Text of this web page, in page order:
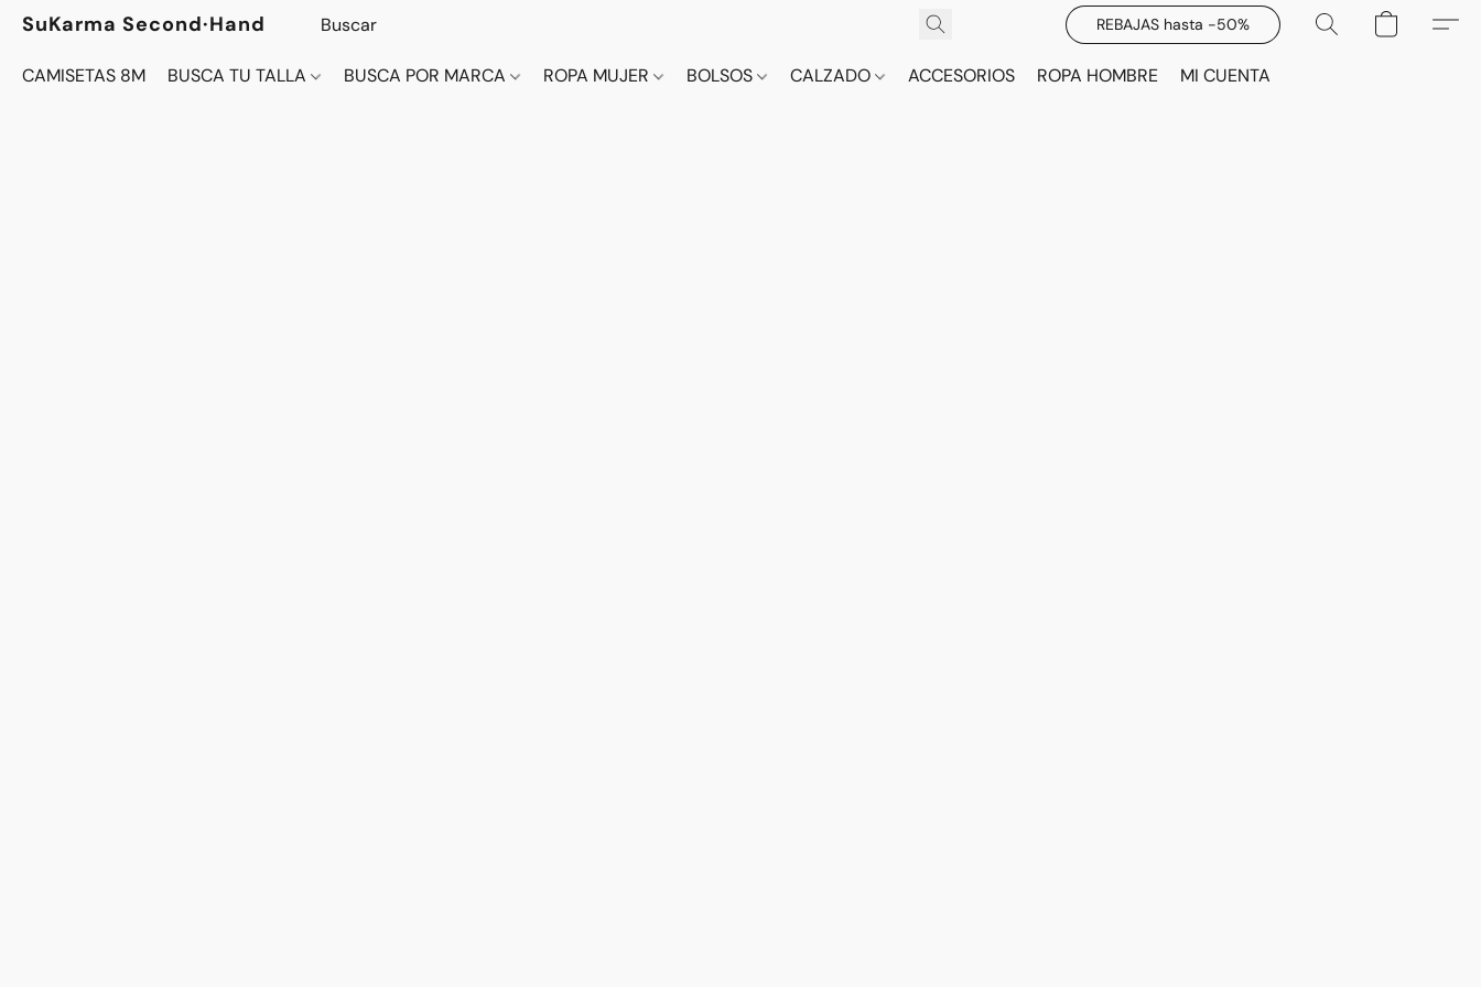
SuKarma Second·Hand REBAJAS hasta -50%
CAMISETAS 8M BUSCA TU TALLA BUSCA POR MARCA ROPA MUJER BOLSOS CALZADO ACCESORIOS ROPA HOMBRE MI CUENTA